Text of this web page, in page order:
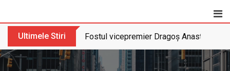
Ultimele Stiri Fostul vicepremier Dragoș Anastasiu